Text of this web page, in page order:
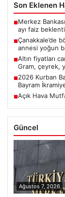
Son Eklenen
■Merkez
ayı faiz
■Çanakkale’de
annesi yoğun
■Altın fiyatları
Gram, çeyrek,
■2026 Kurban
Bayram
■Açık Hava
Güncel
Ağustos 7, 2026